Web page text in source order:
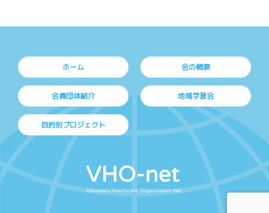
ホーム 会の概要
会員団体紹介 地域学習会
目的別プロジェクト